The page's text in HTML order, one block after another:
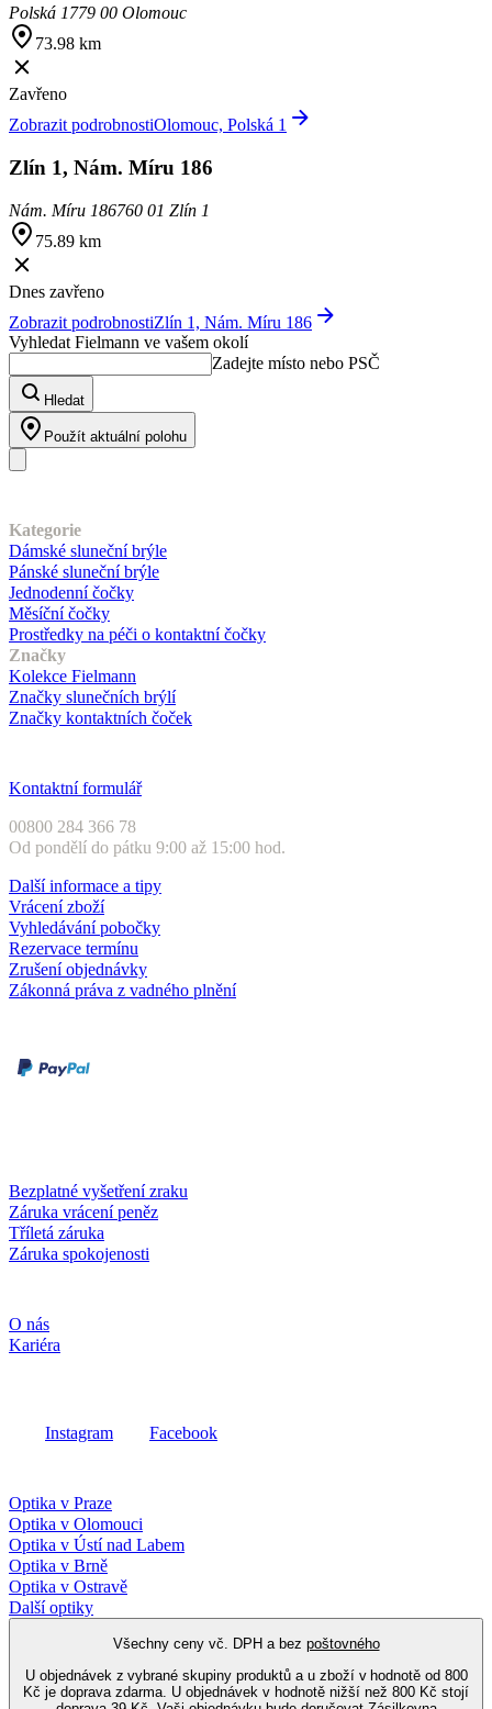
Polská 1779 00 Olomouc
73.98 km
Zavřeno
Zobrazit podrobnostiOlomouc, Polská 1
Zlín 1, Nám. Míru 186
Nám. Míru 186760 01 Zlín 1
75.89 km
Dnes zavřeno
Zobrazit podrobnostiZlín 1, Nám. Míru 186
Vyhledat Fielmann ve vašem okolí
Zadejte místo nebo PSČ
Hledat
Použít aktuální polohu
Kategorie
Dámské sluneční brýle
Pánské sluneční brýle
Jednodenní čočky
Měsíční čočky
Prostředky na péči o kontaktní čočky
Značky
Kolekce Fielmann
Značky slunečních brýlí
Značky kontaktních čoček
Kontaktní formulář
00800 284 366 78
Od pondělí do pátku 9:00 až 15:00 hod.
Další informace a tipy
Vrácení zboží
Vyhledávání pobočky
Rezervace termínu
Zrušení objednávky
Zákonná práva z vadného plnění
Bezplatné vyšetření zraku
Záruka vrácení peněz
Tříletá záruka
Záruka spokojenosti
O nás
Kariéra
Instagram Facebook
Optika v Praze
Optika v Olomouci
Optika v Ústí nad Labem
Optika v Brně
Optika v Ostravě
Další optiky
Všechny ceny vč. DPH a bez poštovného
U objednávek z vybrané skupiny produktů a u zboží v hodnotě od 800
Kč je doprava zdarma. U objednávek v hodnotě nižší než 800 Kč stojí